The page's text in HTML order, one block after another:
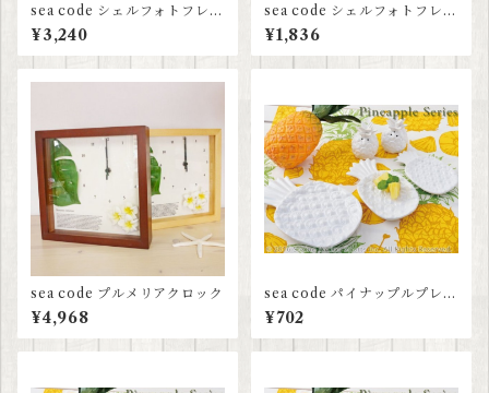
sea code シェルフォトフレー
ム3連
¥3,240
sea code シェルフォトフレー
ム
¥1,836
sea code プルメリアクロック
¥4,968
sea code パイナップルプレー
ト S
¥702